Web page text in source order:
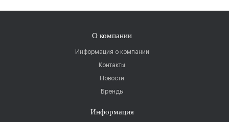
О компании
Информация о компании
Контакты
Новости
Бренды
Информация